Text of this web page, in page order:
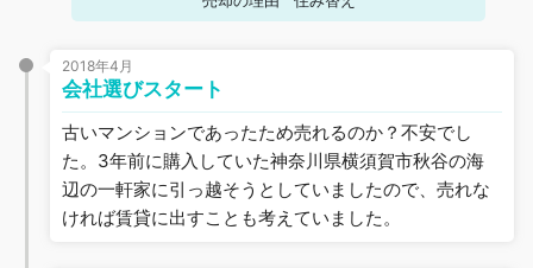
2018年4月
会社選びスタート
古いマンションであったため売れるのか？不安でし
た。3年前に購入していた神奈川県横須賀市秋谷の海
辺の一軒家に引っ越そうとしていましたので、売れな
ければ賃貸に出すことも考えていました。